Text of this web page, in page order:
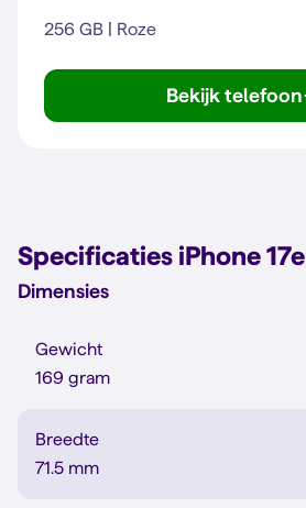
256 GB | Roze
Bekijk telefoon
Specificaties iPhone 17e
Dimensies
Gewicht
169 gram
Breedte
71.5 mm